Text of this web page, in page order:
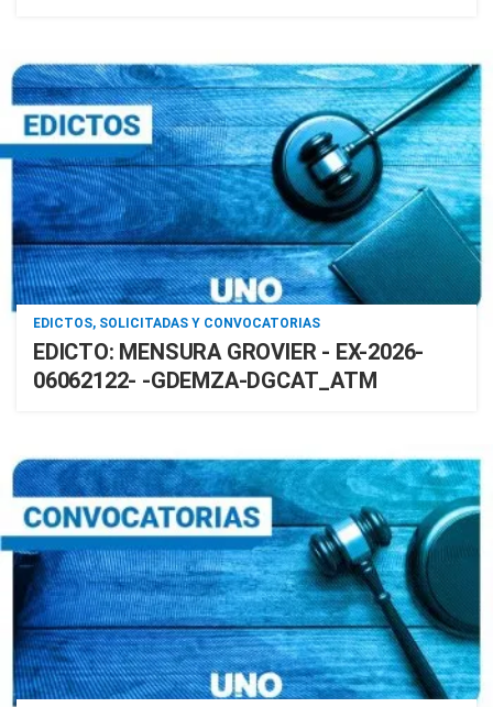
EDICTOS, SOLICITADAS Y CONVOCATORIAS
EDICTO: MENSURA GROVIER - EX-2026-
06062122- -GDEMZA-DGCAT_ATM